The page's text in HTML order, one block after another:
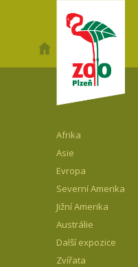
Afrika
Asie
Evropa
Severní Amerika
Jižní Amerika
Austrálie
Další expozice
Zvířata